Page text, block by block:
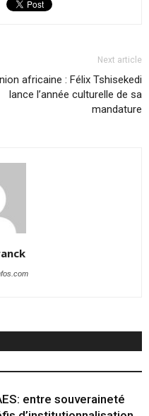
Next article
africaine : Félix Tshisekedi
lance l’année culturelle de sa
mandature
entre souveraineté